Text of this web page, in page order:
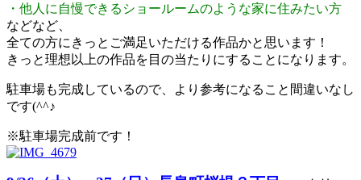
・他人に自慢できるショールームのような家に住みたい方
などなど、
全ての方にきっとご満足いただける作品かと思います！
きっと理想以上の作品を目の当たりにすることになります。
駐車場も完成しているので、より参考になること間違いなし
です(^^♪
※駐車場完成前です！